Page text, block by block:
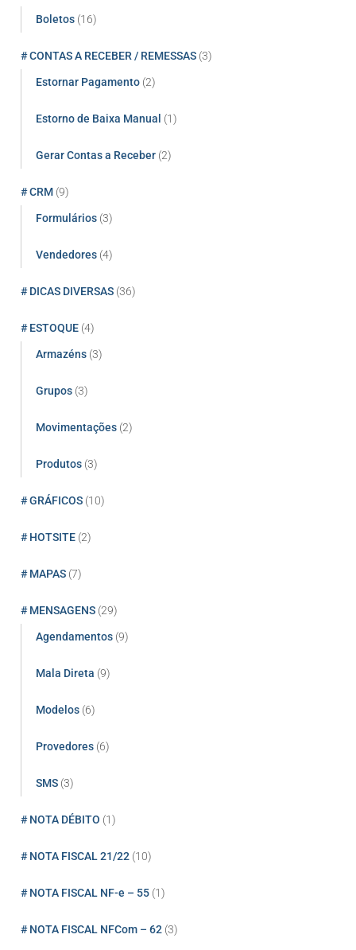
Boletos (16)
# CONTAS A RECEBER / REMESSAS (3)
Estornar Pagamento (2)
Estorno de Baixa Manual (1)
Gerar Contas a Receber (2)
# CRM (9)
Formulários (3)
Vendedores (4)
# DICAS DIVERSAS (36)
# ESTOQUE (4)
Armazéns (3)
Grupos (3)
Movimentações (2)
Produtos (3)
# GRÁFICOS (10)
# HOTSITE (2)
# MAPAS (7)
# MENSAGENS (29)
Agendamentos (9)
Mala Direta (9)
Modelos (6)
Provedores (6)
SMS (3)
# NOTA DÉBITO (1)
# NOTA FISCAL 21/22 (10)
# NOTA FISCAL NF-e – 55 (1)
# NOTA FISCAL NFCom – 62 (3)